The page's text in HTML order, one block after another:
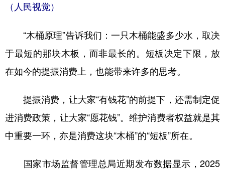
新疆 内蒙古 黑龙江
多语种频道
English Español Français عربى
Русский язык 日本語 한국어
Deutsch Português
（人民视觉）
“木桶原理”告诉我们：一只木桶能盛多少水，取决
于最短的那块木板，而非最长的。短板决定下限，放
在如今的提振消费上，也能带来许多的思考。
提振消费，让大家“有钱花”的前提下，还需制定促
进消费政策，让大家“愿花钱”。维护消费者权益就是其
中重要一环，亦是消费这块“木桶”的“短板”所在。
国家市场监督管理总局近期发布数据显示，2025